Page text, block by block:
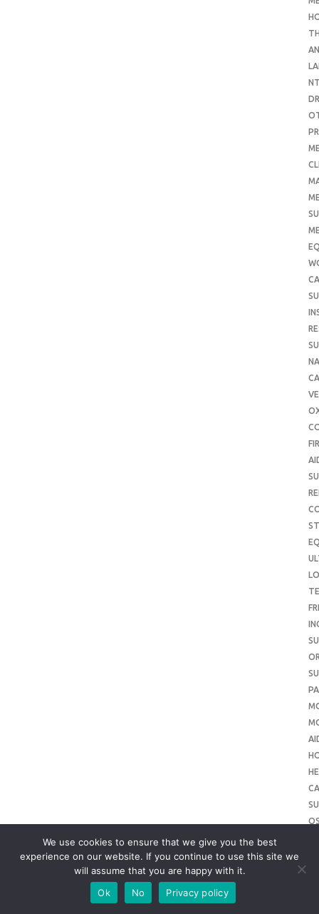
We use cookies to ensure that we give you the best
experience on our website. If you continue to use this site we
will assume that you are happy with it.
Ok
No Privacy policy